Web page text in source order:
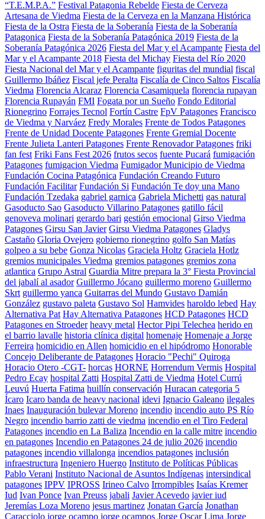
“T.E.M.P.A.” Festival Patagonia Rebelde Fiesta de Cerveza
Artesana de Viedma Fiesta de la Cerveza en la Manzana Histórica
Fiesta de la Ostra Fiesta de la Soberanía Fiesta de la Soberanía
Patagonica Fiesta de la Soberanía Patagónica 2019 Fiesta de la
Soberanía Patagónica 2026 Fiesta del Mar y el Acampante Fiesta del
Mar y el Acampante 2018 Fiesta del Michay Fiesta del Río 2020
Fiesta Nacional del Mar y el Acampante figuritas del mundial fiscal
Guillermo Ibáñez Fiscal jefe Peralta Fiscalía de Cinco Saltos Fiscalía
Viedma Florencia Alcaraz Florencia Casamiquela florencia rupayan
Florencia Rupayán FMI Fogata por un Sueño Fondo Editorial
Rionegrino Forrajes Tecnol Fortín Castre FpV Patagones Francisco
de Viedma y Narváez Fredy Morales Frente de Todos Patagones
Frente de Unidad Docente Patagones Frente Gremial Docente
Frente Julieta Lanteri Patagones Frente Renovador Patagones friki
fan fest Friki Fans Fest 2026 frutos secos fuente Pucará fumigación
Patagones fumigacion Viedma Fumigador Municipio de Viedma
Fundación Cocina Patagónica Fundación Creando Futuro
Fundación Facilitar Fundación Si Fundación Te doy una Mano
Fundación Tzedaka gabriel garnica Gabriela Michetti gas natural
Gasoducto Sao Gasoducto Villarino Patagones gatillo fácil
genoveva molinari gerardo bari gestión emocional Girso Viedma
Patagones Girsu San Javier Girsu Viedma Patagones Gladys
Castaño Gloria Ovejero gobierno rionegrino golfo San Matías
golpeo a su bebe Gonza Nicolas Graciela Holtz Graciela Hotlz
gremios municipales Viedma gremios patagones gremios zona
atlantica Grupo Astral Guardia Mitre prepara la 3° Fiesta Provincial
del jabalí al asador Guillermo Jócano guillermo moreno Guillermo
Skrt guillermo yanca Guitarras del Mundo Gustavo Damián
González gustavo paleta Gustavo Sol Hamvides haroldo lebed Hay
Alternativa Pat Hay Alternativa Patagones HCD Patagones HCD
Patagones en Stroeder heavy metal Hector Pipi Telechea herido en
el barrio lavalle historia clínica digital homenaje Homenaje a Jorge
Ferreira homicidio en Allen homicidio en el hipódromo Honorable
Concejo Deliberante de Patagones Horacio "Pechi" Quiroga
Horacio Otero -CGT- horcas HORNE Horrendum Vermis Hospital
Pedro Ecay hospital Zatti Hospital Zatti de Viedma Hotel Currú
Leuvú Huerta Fatima huillín conservación Huracan categoria 5
Ícaro Icaro banda de heavy nacional idevi Ignacio Galeano ilegales
Inaes Inauguración bulevar Moreno incendio incendio auto PS Río
Negro incendio barrio zatti de viedma incendio en el Tiro Federal
Patagones incendio en La Baliza Incendio en la calle mitre incendio
en patagones Incendio en Patagones 24 de julio 2026 incendio
patagones incendio villalonga incendios patagones inclusión
infraestructura Ingeniero Huergo Instituto de Políticas Públicas
Pablo Verani Instituto Nacional de Asuntos Indígenas intersindical
patagones IPPV IPROSS Irineo Calvo Irrompibles Isaías Kremer
Iud Ivan Ponce Ivan Preuss jabali Javier Acevedo javier iud
Jeremías Loza Moreno jesus martinez Jonatan García Jonathan
Caracciolo jorge ocampo jorge ocampos Jorge Oscar Lima Jorge